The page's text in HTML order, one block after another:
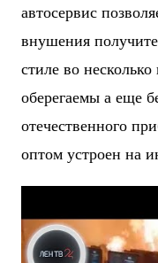
автосервис
внушения
стиле во
оберегаемы а еще
отечественного
оптом устроен на